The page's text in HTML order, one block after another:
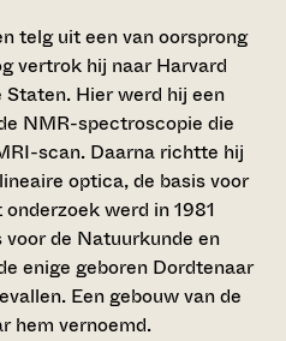
telg uit een van oorsprong
vertrok hij naar Harvard
Hier werd hij een
NMR-spectroscopie die
scan. Daarna richtte hij
optica, de basis voor
werd in 1981
de Natuurkunde en
enige geboren Dordtenaar
Een gebouw van de
hem vernoemd.